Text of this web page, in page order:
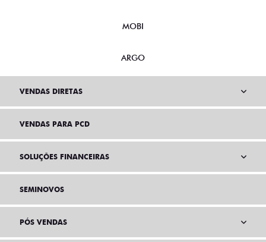
MOBI
ARGO
VENDAS DIRETAS
VENDAS PARA PCD
SOLUÇÕES FINANCEIRAS
SEMINOVOS
PÓS VENDAS